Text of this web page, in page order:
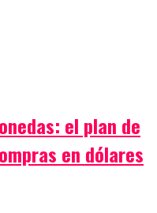
el plan de
en dólares